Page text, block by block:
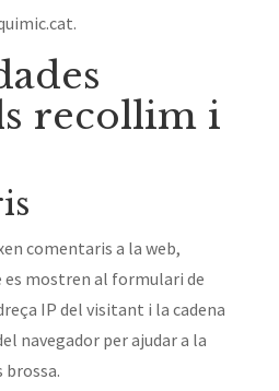
recollim i
comentaris a la web,
es mostren al formulari de
IP del visitant i la cadena
navegador per ajudar a la
brossa.